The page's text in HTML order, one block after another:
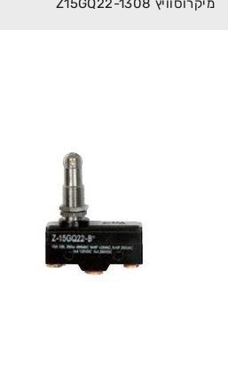
מיקרוסוויץ Z15GQ22-1308